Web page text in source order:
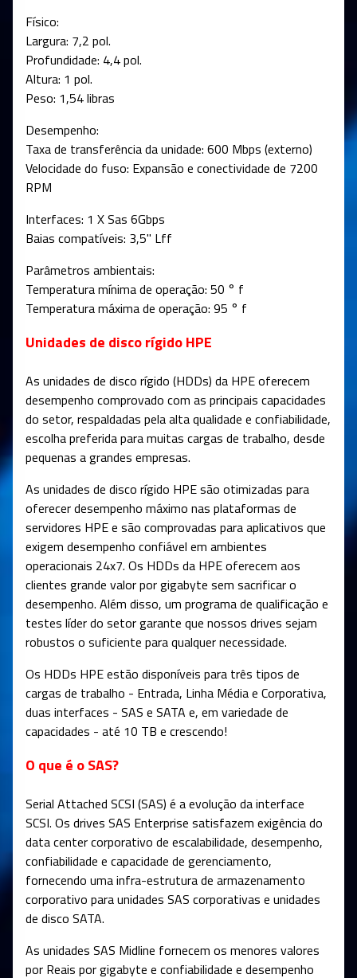
Físico:
Largura: 7,2 pol.
Profundidade: 4,4 pol.
Altura: 1 pol.
Peso: 1,54 libras
Desempenho:
Taxa de transferência da unidade: 600 Mbps (externo)
Velocidade do fuso: Expansão e conectividade de 7200
RPM
Interfaces: 1 X Sas 6Gbps
Baias compatíveis: 3,5" Lff
Parâmetros ambientais:
Temperatura mínima de operação: 50 ° f
Temperatura máxima de operação: 95 ° f
Unidades de disco rígido HPE
As unidades de disco rígido (HDDs) da HPE oferecem
desempenho comprovado com as principais capacidades
do setor, respaldadas pela alta qualidade e confiabilidade,
escolha preferida para muitas cargas de trabalho, desde
pequenas a grandes empresas.
As unidades de disco rígido HPE são otimizadas para
oferecer desempenho máximo nas plataformas de
servidores HPE e são comprovadas para aplicativos que
exigem desempenho confiável em ambientes
operacionais 24x7. Os HDDs da HPE oferecem aos
clientes grande valor por gigabyte sem sacrificar o
desempenho. Além disso, um programa de qualificação e
testes líder do setor garante que nossos drives sejam
robustos o suficiente para qualquer necessidade.
Os HDDs HPE estão disponíveis para três tipos de
cargas de trabalho - Entrada, Linha Média e Corporativa,
duas interfaces - SAS e SATA e, em variedade de
capacidades - até 10 TB e crescendo!
O que é o SAS?
Serial Attached SCSI (SAS) é a evolução da interface
SCSI. Os drives SAS Enterprise satisfazem exigência do
data center corporativo de escalabilidade, desempenho,
confiabilidade e capacidade de gerenciamento,
fornecendo uma infra-estrutura de armazenamento
corporativo para unidades SAS corporativas e unidades
de disco SATA.
As unidades SAS Midline fornecem os menores valores
por Reais por gigabyte e confiabilidade e desempenho